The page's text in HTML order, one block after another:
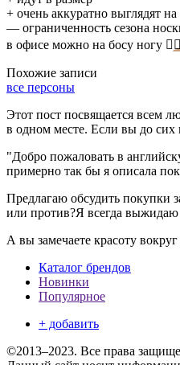
+ очень аккуратно выглядят на
— ограниченность сезона
в офисе можно на босу ногу
Похожие записи
все персоны
Этот пост посвящается всем
в одном месте. Если вы до сих
"Добро пожаловать в
примерно так бы я описала
Предлагаю обсудить покупки
или против?Я всегда выжидаю
А вы замечаете красоту вокруг
Каталог брендов
Новинки
Популярное
+ добавить
©2013–2023. Все права